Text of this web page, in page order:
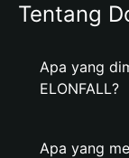
Tentang
Apa yang
ELONFALL?
Apa yang